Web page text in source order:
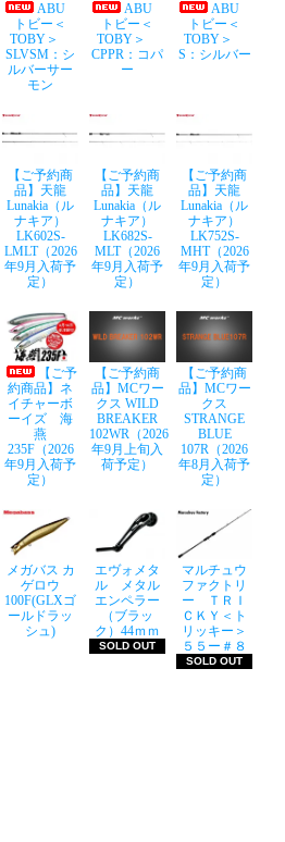
ABU
トビー＜
TOBY＞
SLVSM：シ
ルバーサー
モン
ABU
トビー＜
TOBY＞
CPPR：コパ
ー
ABU
トビー＜
TOBY＞
S：シルバー
【ご予約商
品】天龍
Lunakia（ル
ナキア）
LK602S-
LMLT（2026
年9月入荷予
定）
【ご予約商
品】天龍
Lunakia（ル
ナキア）
LK682S-
MLT（2026
年9月入荷予
定）
【ご予約商
品】天龍
Lunakia（ル
ナキア）
LK752S-
MHT（2026
年9月入荷予
定）
【ご予
約商品】ネ
イチャーボ
ーイズ 海
燕
235F（2026
年9月入荷予
定）
【ご予約商
品】MCワー
クス WILD
BREAKER
102WR（2026
年9月上旬入
荷予定）
【ご予約商
品】MCワー
クス
STRANGE
BLUE
107R（2026
年8月入荷予
定）
メガバス カ
ゲロウ
100F(GLXゴ
ールドラッ
シュ)
エヴォメタ
ル メタル
エンペラー
（ブラッ
ク）44ｍｍ
SOLD OUT
マルチュウ
ファクトリ
ー ＴＲＩ
ＣＫＹ＜ト
リッキー＞
５５ー＃８
SOLD OUT